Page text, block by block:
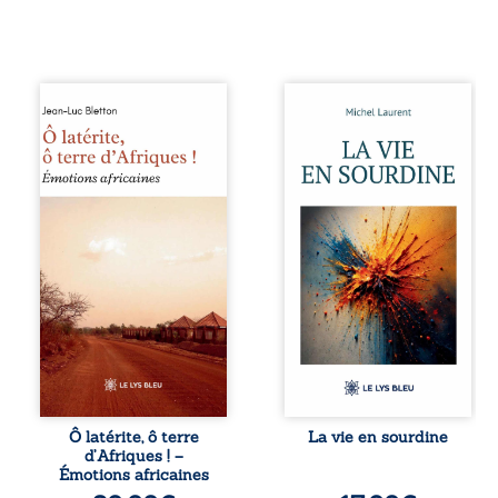
Ô latérite, ô terre
d’Afriques ! est un
poétique et
authentique aux
paysages, aux
émotions brutes
d’un continent en
entre traditions et
modernité. Des
souvenirs intimes
– la pluie à
Namoungou, le
baobab de
Zagtouli – aux
portraits
marquants –
Thomas Sankara,
Hamadoun Dicko,
Ô latérite, ô terre
d’Afriques ! –
Émotions africaines
Nina et Pierre se
très jeunes,
presque par
hasard, et se sont
aimés simplement,
persuadés que la
présence de
l’autre suffirait. Ils
mènent une
existence
modeste, rythmée
par le travail, la
fatigue et les
silences. La mort
de la mère de
vivent, fragilise un
équilibre déjà
La vie en sourdine